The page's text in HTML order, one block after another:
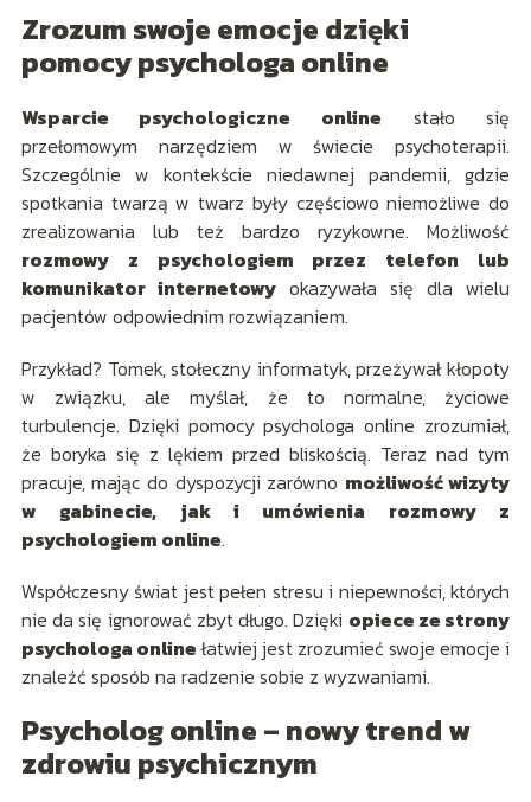
Zrozum swoje emocje dzięki
pomocy psychologa online
Wsparcie psychologiczne online stało się
przełomowym narzędziem w świecie psychoterapii.
Szczególnie w kontekście niedawnej pandemii, gdzie
spotkania twarzą w twarz były częściowo niemożliwe do
zrealizowania lub też bardzo ryzykowne. Możliwość
rozmowy z psychologiem przez telefon lub
komunikator internetowyokazywała się dla wielu
pacjentów odpowiednim rozwiązaniem.
Przykład? Tomek, stołeczny informatyk, przeżywał kłopoty
w związku, ale myślał, że to normalne, życiowe
turbulencje. Dzięki pomocy psychologa online zrozumiał,
że boryka się z lękiem przed bliskością. Teraz nad tym
pracuje, mając do dyspozycji zarówno możliwość wizyty
w gabinecie, jak i umówienia rozmowy z
psychologiem online.
Współczesny świat jest pełen stresu i niepewności, których
nie da się ignorować zbyt długo. Dzięki opiece ze strony
psychologa onlinełatwiej jest zrozumieć swoje emocje i
znaleźć sposób na radzenie sobie z wyzwaniami.
Psycholog online – nowy trend w
zdrowiu psychicznym